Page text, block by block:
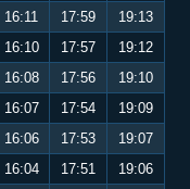
16:11 17:59
19:13
16:10 17:57
19:12
16:08 17:56
19:10
16:07 17:54
19:09
16:06 17:53
19:07
16:04 17:51
19:06